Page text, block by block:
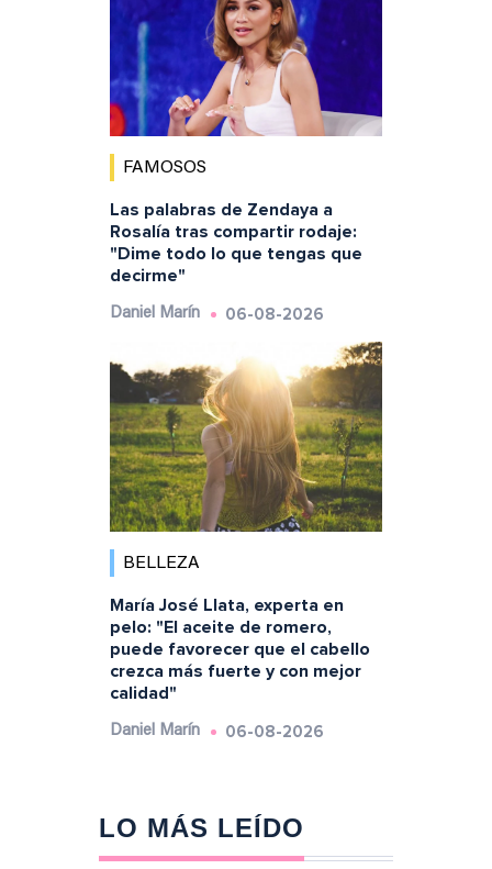
FAMOSOS
Las palabras de Zendaya a
Rosalía tras compartir rodaje:
"Dime todo lo que tengas que
decirme"
Daniel Marín 06-08-2026
BELLEZA
María José Llata, experta en
pelo: "El aceite de romero,
puede favorecer que el cabello
crezca más fuerte y con mejor
calidad"
Daniel Marín 06-08-2026
LO MÁS LEÍDO